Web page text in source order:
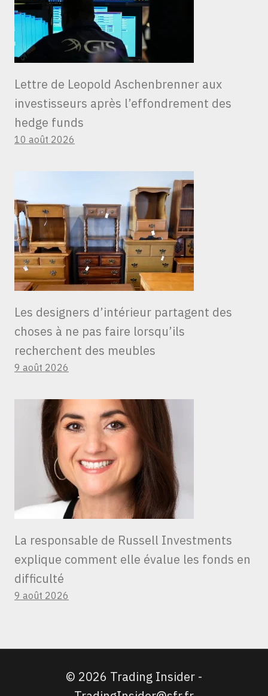
Lettre de Leopold Aschenbrenner aux
investisseurs après l’effondrement des
hedge funds
10 août 2026
Les designers d’intérieur partagent des
choses à ne pas faire lorsqu’ils
recherchent des meubles
9 août 2026
La responsable de Russell Investments
explique comment elle évalue les fonds en
difficulté
9 août 2026
© 2026 Trading Insider -